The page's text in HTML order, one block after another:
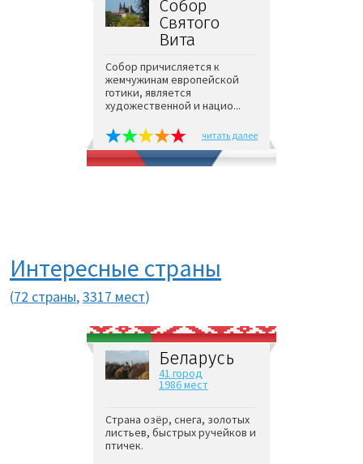
Собор
Святого
Вита
Собор причисляется к
жемчужинам европейской
готики, является
художественной и нацио...
читать далее
Интересные страны
(72 страны,3317 мест)
Беларусь
41 город
1986 мест
Страна озёр, снега, золотых
листьев, быстрых ручейков и
птичек.